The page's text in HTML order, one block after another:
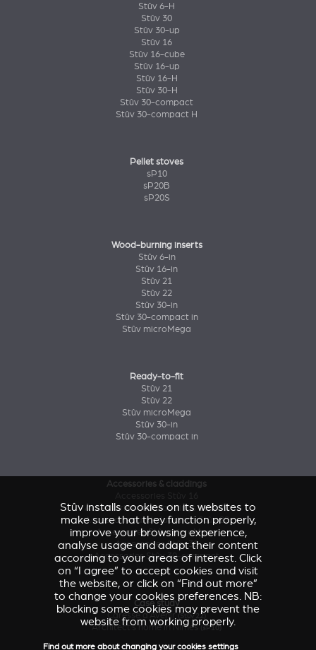
Stûv 6-H
Stûv 30
Stûv 30-up
Stûv 16
Stûv 16-cube
Stûv 16-up
Stûv 16-H
Stûv 30-H
Stûv 30-compact
Stûv 30-compact H
Pellet stoves
sP10
sP20B
sP20S
Wood-burning inserts
Stûv 6-in
Stûv 16-in
Stûv 21
Stûv 22
Stûv 30-in
Stûv 30-compact in
Stûv microMega
Ready-to-fit
Stûv 21
Stûv 22
Stûv microMega
Stûv 30-in
Stûv 30-compact in
Accessories & claddings
Accessories and claddings Stûv 21
Accessories and claddings Stûv 22
Accessories Stûv microMega
Accessories Stûv 30
Accessories Stûv 30-compact
Case study
Caresse d'Avenir
(Stûv 22)
Architect’s home in Nîmes (sP10)
Stûv installs cookies on its websites to
make sure that they function properly,
improve your browsing experience,
analyse usage and adapt their content
according to your areas of interest. Click
on “I agree” to accept cookies and visit
the website, or click on “Find out more”
to change your cookies preferences. NB:
blocking some cookies may prevent the
website from working properly.
Find out more about changing your cookies settings